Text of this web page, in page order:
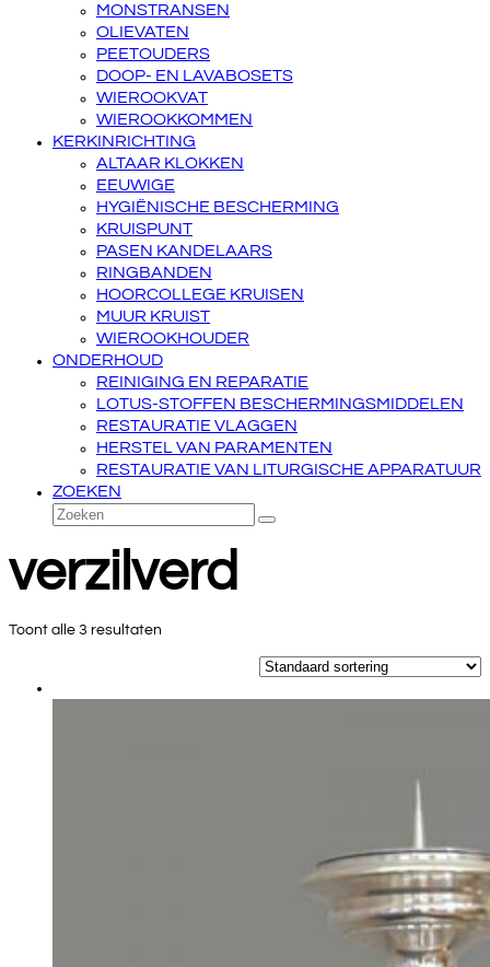
MONSTRANSEN
OLIEVATEN
PEETOUDERS
DOOP- EN LAVABOSETS
WIEROOKVAT
WIEROOKKOMMEN
KERKINRICHTING
ALTAAR KLOKKEN
EEUWIGE
HYGIËNISCHE BESCHERMING
KRUISPUNT
PASEN KANDELAARS
RINGBANDEN
HOORCOLLEGE KRUISEN
MUUR KRUIST
WIEROOKHOUDER
ONDERHOUD
REINIGING EN REPARATIE
LOTUS-STOFFEN BESCHERMINGSMIDDELEN
RESTAURATIE VLAGGEN
HERSTEL VAN PARAMENTEN
RESTAURATIE VAN LITURGISCHE APPARATUUR
ZOEKEN
Zoeken
Verzenden
verzilverd
Toont alle 3 resultaten